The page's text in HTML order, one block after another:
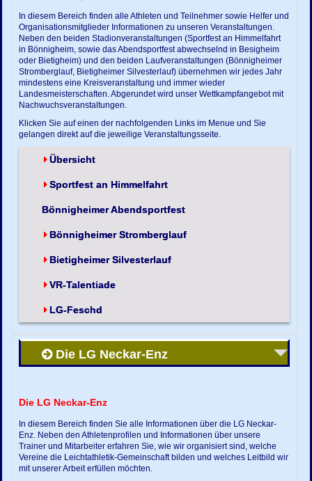
In diesem Bereich finden alle Athleten und Teilnehmer sowie Helfer und
Organisationsmitglieder Informationen zu unseren Veranstaltungen.
Neben den beiden Stadionveranstaltungen (Sportfest an Himmelfahrt
in Bönnigheim, sowie das Abendsportfest abwechselnd in Besigheim
oder Bietigheim) und den beiden Laufveranstaltungen (Bönnigheimer
Stromberglauf, Bietigheimer Silvesterlauf) übernehmen wir jedes Jahr
mindestens eine Kreisveranstaltung und immer wieder
Landesmeisterschaften. Abgerundet wird unser Wettkampfangebot mit
Nachwuchsveranstaltungen.
Klicken Sie auf einen der nachfolgenden Links im Menue und Sie
gelangen direkt auf die jeweilige Veranstaltungsseite.
Übersicht
Sportfest an Himmelfahrt
Bönnigheimer Abendsportfest
Bönnigheimer Stromberglauf
Bietigheimer Silvesterlauf
VR-Talentiade
LG-Feschd
Die LG Neckar-Enz
Die LG Neckar-Enz
In diesem Bereich finden Sie alle Informationen über die LG Neckar-
Enz. Neben den Athletenprofilen und Informationen über unsere
Trainer und Mitarbeiter erfahren Sie, wie wir organisiert sind, welche
Vereine die Leichtathletik-Gemeinschaft bilden und welches Leitbild wir
mit unserer Arbeit erfüllen möchten.